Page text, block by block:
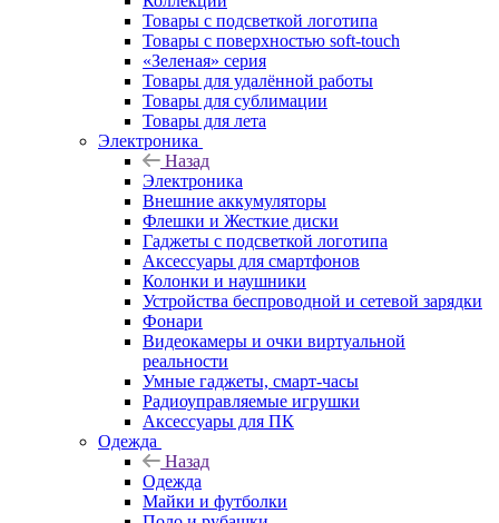
Товары с подсветкой логотипа
Товары с поверхностью soft-touch
«Зеленая» серия
Товары для удалённой работы
Товары для сублимации
Товары для лета
Электроника
Назад
Электроника
Внешние аккумуляторы
Флешки и Жесткие диски
Гаджеты с подсветкой логотипа
Аксессуары для смартфонов
Колонки и наушники
Устройства беспроводной и сетевой зарядки
Фонари
Видеокамеры и очки виртуальной
реальности
Умные гаджеты, смарт-часы
Радиоуправляемые игрушки
Аксессуары для ПК
Одежда
Назад
Одежда
Майки и футболки